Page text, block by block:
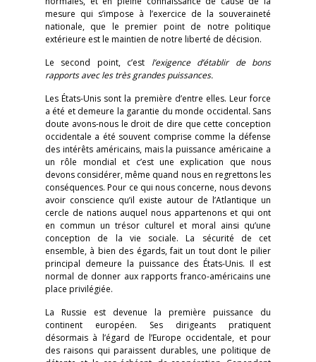
mesure qui s’impose à l’exercice de la souveraineté
nationale, que le premier point de notre politique
extérieure est le maintien de notre liberté de décision.
Le second point, c’est l’exigence d’établir de bons
rapports avec les très grandes puissances.
Les États-Unis sont la première d’entre elles. Leur force
a été et demeure la garantie du monde occidental. Sans
doute avons-nous le droit de dire que cette conception
occidentale a été souvent comprise comme la défense
des intérêts américains, mais la puissance américaine a
un rôle mondial et c’est une explication que nous
devons considérer, même quand nous en regrettons les
conséquences. Pour ce qui nous concerne, nous devons
avoir conscience qu’il existe autour de l’Atlantique un
cercle de nations auquel nous appartenons et qui ont
en commun un trésor culturel et moral ainsi qu’une
conception de la vie sociale. La sécurité de cet
ensemble, à bien des égards, fait un tout dont le pilier
principal demeure la puissance des États-Unis. Il est
normal de donner aux rapports franco-américains une
place privilégiée.
La Russie est devenue la première puissance du
continent européen. Ses dirigeants pratiquent
désormais à l’égard de l’Europe occidentale, et pour
des raisons qui paraissent durables, une politique de